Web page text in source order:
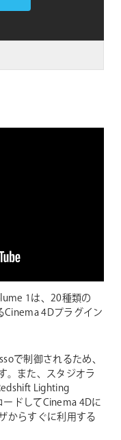
1は、20種類の
Cinema 4Dプラグイン
で制御されるため、
。また、スタジオラ
Lighting
ドしてCinema 4Dに
からすぐに利用する